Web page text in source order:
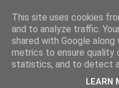
This site uses cookies
and to analyze traffic.
shared with Google
metrics to ensure quality
statistics, and to detect
LEARN